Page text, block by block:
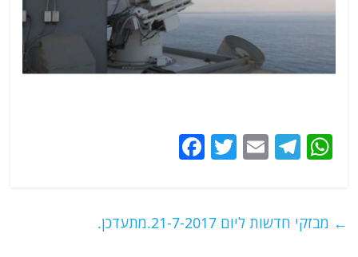
W
s
T
g
E
l
T
er
e ← מבזקי חדשות ליום 21-7-2017.מתעדכן.